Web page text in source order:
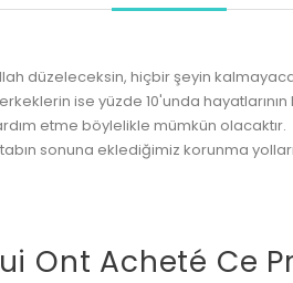
düzeleceksin, hiçbir şeyin
ise yüzde 10'unda
etme böylelikle mümkün olacaktır.
sonuna eklediğimiz korunma
Ont Acheté Ce